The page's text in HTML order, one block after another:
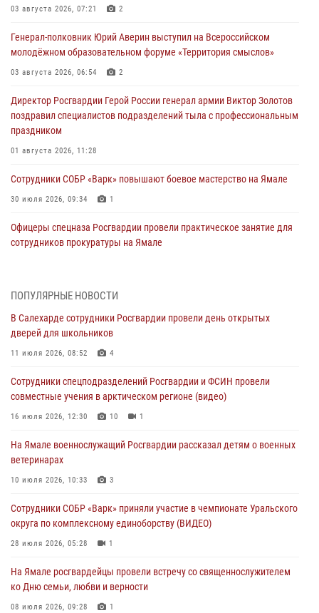
03 августа 2026, 07:21 2
Генерал-полковник Юрий Аверин выступил на Всероссийском
молодёжном образовательном форуме «Территория смыслов»
03 августа 2026, 06:54 2
Директор Росгвардии Герой России генерал армии Виктор Золотов
поздравил специалистов подразделений тыла с профессиональным
праздником
01 августа 2026, 11:28
Сотрудники СОБР «Варк» повышают боевое мастерство на Ямале
30 июля 2026, 09:34 1
Офицеры спецназа Росгвардии провели практическое занятие для
сотрудников прокуратуры на Ямале
В Уральском округе Росгвардии состоялось заседание
29 июля 2026, 10:39
Сотрудники СОБР «Варк» приняли участие в чемпионате Уральского
28 июля 2026, 05:28
На Полярном круге Росгвардия обеспечила безопасность турнира
Акция «Каникулы с Росгвардией» продолжается на Ямале
ПОПУЛЯРНЫЕ НОВОСТИ
В Салехарде сотрудники Росгвардии провели день открытых
дверей для школьников
11 июля 2026, 08:52 4
Сотрудники спецподразделений Росгвардии и ФСИН провели
совместные учения в арктическом регионе (видео)
16 июля 2026, 12:30 10 1
На Ямале военнослужащий Росгвардии рассказал детям о военных
ветеринарах
10 июля 2026, 10:33 3
Сотрудники СОБР «Варк» приняли участие в чемпионате Уральского
округа по комплексному единоборству (ВИДЕО)
28 июля 2026, 05:28 1
На Ямале росгвардейцы провели встречу со священнослужителем
ко Дню семьи, любви и верности
08 июля 2026, 09:28 1